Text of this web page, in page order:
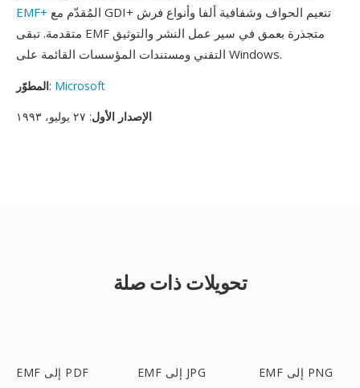
EMF+
متقدمة. تبقى EMF متجذرة بعمق في سير عمل النشر والتوثيق
التقني ومستندات المؤسسات القائمة على Windows.
المطوّر: Microsoft
الإصدار الأول: ٢٧ يوليو، ١٩٩٣
تحويلات ذات صلة
EMF إلى PDF EMF إلى JPG EMF إلى PNG